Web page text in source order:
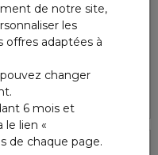
3 en 1
41,00 €
de notre site,
les
offres adaptées à
changer
6 mois et
lien «
de chaque page.